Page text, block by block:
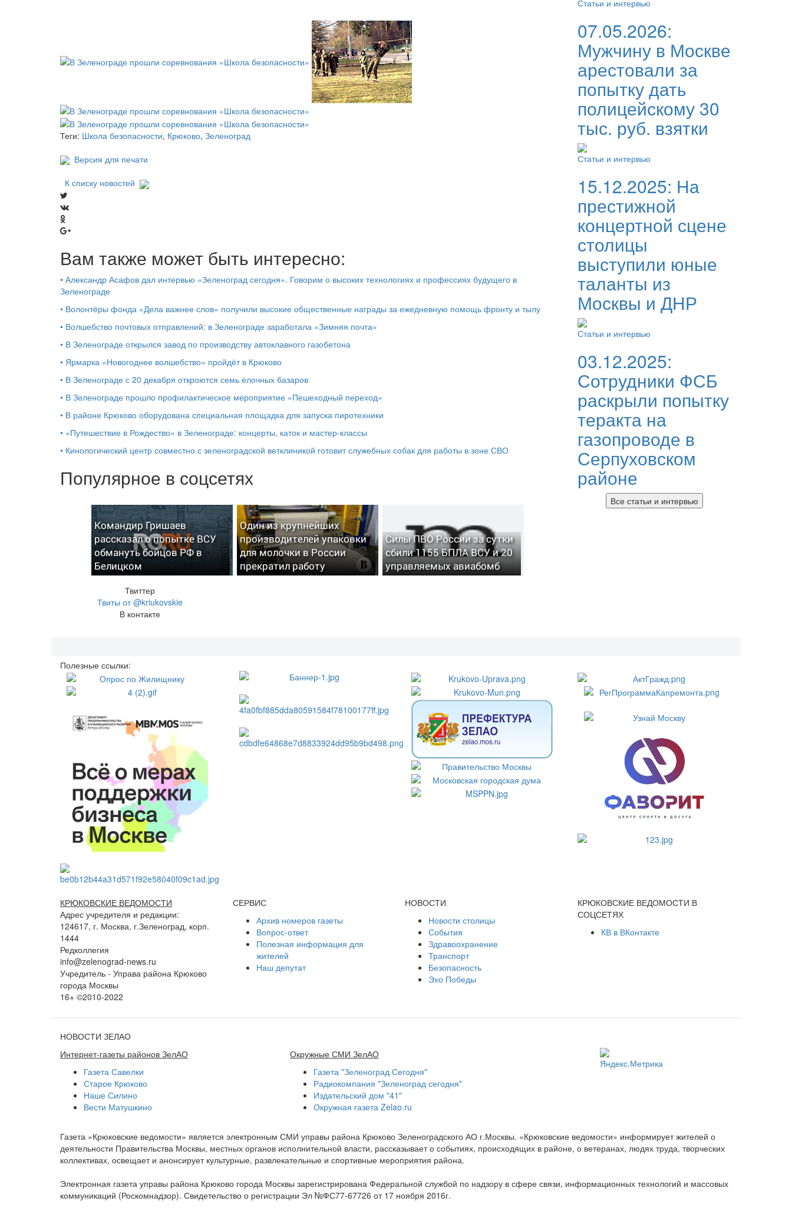
Теги: Школа безопасности, Крюково, Зеленоград
Версия для печати
К списку новостей
Вам также может быть интересно:
• Александр Асафов дал интервью «Зеленоград сегодня». Говорим о высоких технологиях и профессиях будущего в
Зеленограде
• Волонтёры фонда «Дела важнее слов» получили высокие общественные награды за ежедневную помощь фронту и тылу
• Волшебство почтовых отправлений: в Зеленограде заработала «Зимняя почта»
• В Зеленограде открылся завод по производству автоклавного газобетона
• Ярмарка «Новогоднее волшебство» пройдёт в Крюково
• В Зеленограде с 20 декабря откроются семь ёлочных базаров
• В Зеленограде прошло профилактическое мероприятие «Пешеходный переход»
• В районе Крюково оборудована специальная площадка для запуска пиротехники
• «Путешествие в Рождество» в Зеленограде: концерты, каток и мастер‑классы
• Кинологический центр совместно с зеленоградской ветклиникой готовит служебных собак для работы в зоне СВО
Популярное в соцсетях
Командир Гришаев
рассказал о попытке ВСУ
обмануть бойцов РФ в
Белицком
Один из крупнейших
производителей упаковки
для молочки в России
прекратил работу
Силы ПВО России за сутки
сбили 1155 БПЛА ВСУ и 20
управляемых авиабомб
Твиттер
Твиты от @kriukovskie
В контакте
Статьи и интервью
07.05.2026:
Мужчину в Москве
арестовали за
попытку дать
полицейскому 30
тыс. руб. взятки
Статьи и интервью
15.12.2025: На
престижной
концертной сцене
столицы
выступили юные
таланты из
Москвы и ДНР
Статьи и интервью
03.12.2025:
Сотрудники ФСБ
раскрыли попытку
теракта на
газопроводе в
Серпуховском
районе
Все статьи и интервью
Полезные ссылки:
КРЮКОВСКИЕ ВЕДОМОСТИ
Адрес учредителя и редакции:
124617, г. Москва, г.Зеленоград, корп.
1444
Редколлегия
info@zelenograd-news.ru
Учредитель - Управа района Крюково
города Москвы
16+ ©2010-2022
СЕРВИС
Архив номеров газеты
Вопрос-ответ
Полезная информация для
жителей
Наш депутат
НОВОСТИ
Новости столицы
События
Здравоохранение
Транспорт
Безопасность
Эхо Победы
КРЮКОВСКИЕ ВЕДОМОСТИ В
СОЦСЕТЯХ
КВ в ВКонтакте
НОВОСТИ ЗЕЛАО
Интернет-газеты районов ЗелАО
Газета Савелки
Старое Крюково
Наше Силино
Вести Матушкино
Окружные СМИ ЗелАО
Газета "Зеленоград Сегодня"
Радиокомпания "Зеленоград сегодня"
Издательский дом "41"
Окружная газета Zelao.ru
Газета «Крюковские ведомости» является электронным СМИ управы района Крюково Зеленоградского АО г.Москвы. «Крюковские ведомости» информирует жителей о
деятельности Правительства Москвы, местных органов исполнительной власти, рассказывает о событиях, происходящих в районе, о ветеранах, людях труда, творческих
коллективах, освещает и анонсирует культурные, развлекательные и спортивные мероприятия района.
Электронная газета управы района Крюково города Москвы зарегистрирована Федеральной службой по надзору в сфере связи, информационных технологий и массовых
коммуникаций (Роскомнадзор). Свидетельство о регистрации Эл №ФС77-67726 от 17 ноября 2016г.